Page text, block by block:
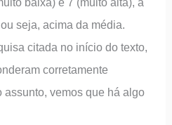
seja, acima da média.
citada no início do texto,
corretamente
vemos que há algo